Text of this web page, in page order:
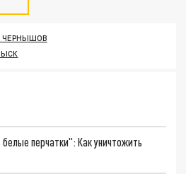
ЧЕРНЫШОВ
перчатки": Как уничтожить